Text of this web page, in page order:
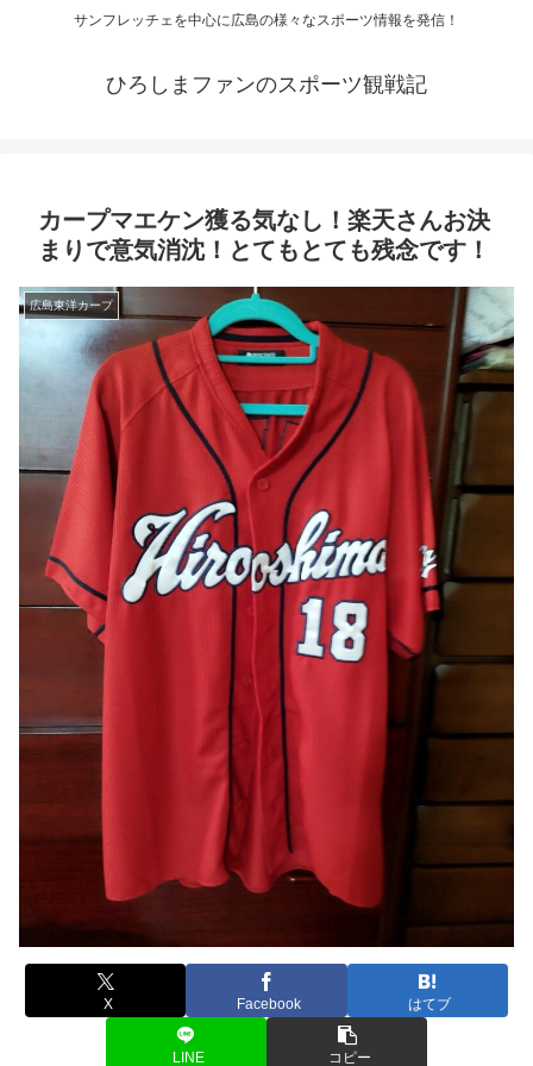
サンフレッチェを中心に広島の様々なスポーツ情報を発信！
ひろしまファンのスポーツ観戦記
カープマエケン獲る気なし！楽天さんお決
まりで意気消沈！とてもとても残念です！
広島東洋カープ
X Facebook はてブ
LINE コピー